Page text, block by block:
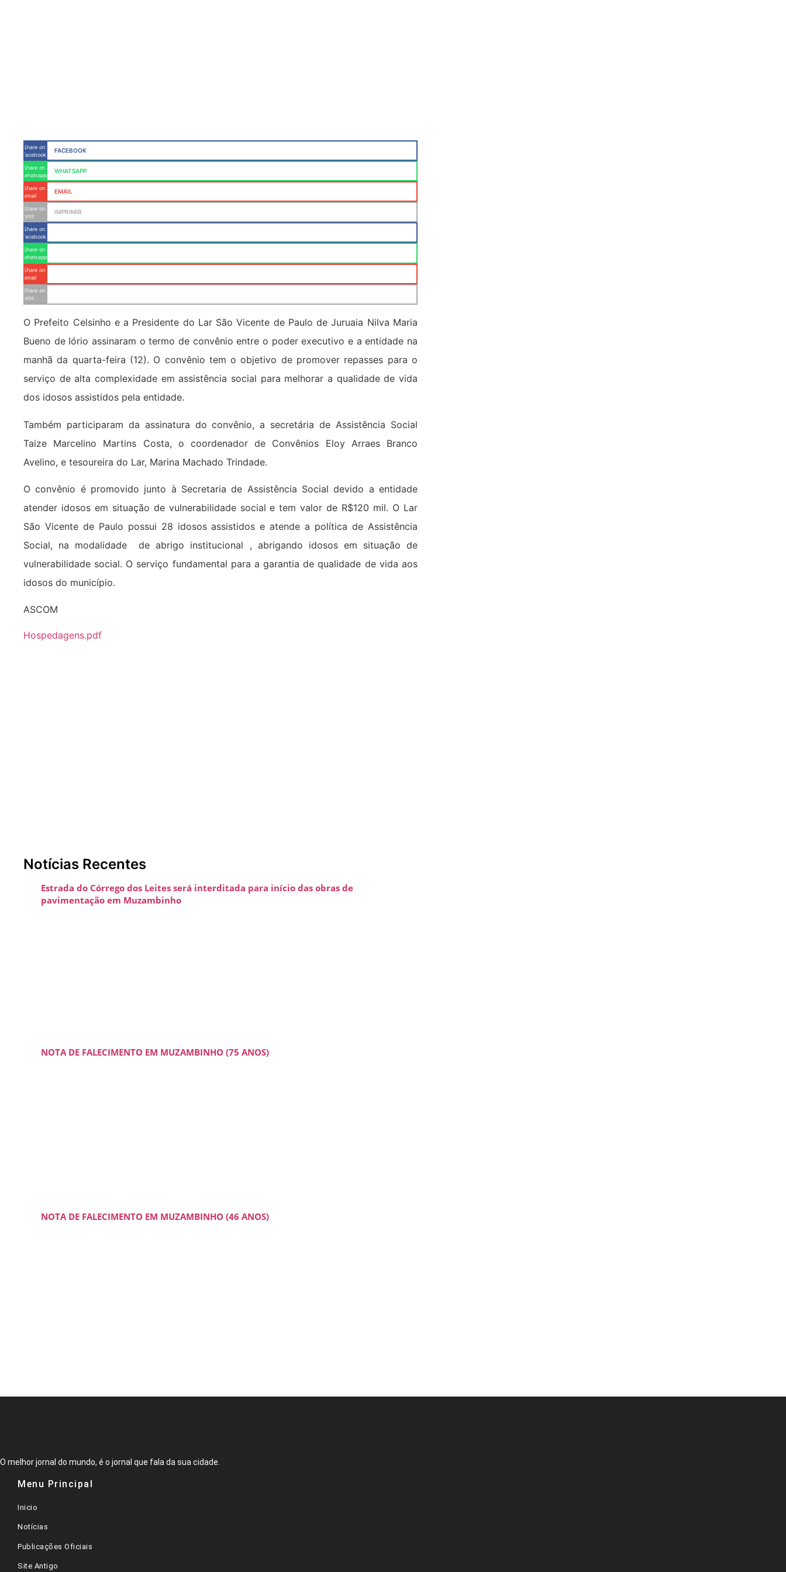
Share on
facebook
FACEBOOK
Share on
whatsapp
WHATSAPP
Share on
email
EMAIL
Share on
print
IMPRIMIR
Share on
facebook
Share on
whatsapp
Share on
email
Share on
print
O Prefeito Celsinho e a Presidente do Lar São Vicente de Paulo de Juruaia Nilva Maria
Bueno de Iório assinaram o termo de convênio entre o poder executivo e a entidade na
manhã da quarta-feira (12). O convênio tem o objetivo de promover repasses para o
serviço de alta complexidade em assistência social para melhorar a qualidade de vida
dos idosos assistidos pela entidade.
Também participaram da assinatura do convênio, a secretária de Assistência Social
Taize Marcelino Martins Costa, o coordenador de Convênios Eloy Arraes Branco
Avelino, e tesoureira do Lar, Marina Machado Trindade.
O convênio é promovido junto à Secretaria de Assistência Social devido a entidade
atender idosos em situação de vulnerabilidade social e tem valor de R$120 mil. O Lar
São Vicente de Paulo possui 28 idosos assistidos e atende a política de Assistência
Social, na modalidade de abrigo institucional , abrigando idosos em situação de
vulnerabilidade social. O serviço fundamental para a garantia de qualidade de vida aos
idosos do município.
ASCOM
Hospedagens.pdf
Notícias Recentes
Estrada do Córrego dos Leites será interditada para início das obras de
pavimentação em Muzambinho
NOTA DE FALECIMENTO EM MUZAMBINHO (75 ANOS)
NOTA DE FALECIMENTO EM MUZAMBINHO (46 ANOS)
O melhor jornal do mundo, é o jornal que fala da sua cidade.
Menu Principal
Inicio
Notícias
Publicações Oficiais
Site Antigo